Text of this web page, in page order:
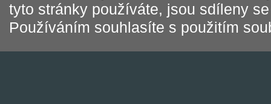
tyto stránky používáte, jsou sdíleny
Používáním souhlasíte s použitím